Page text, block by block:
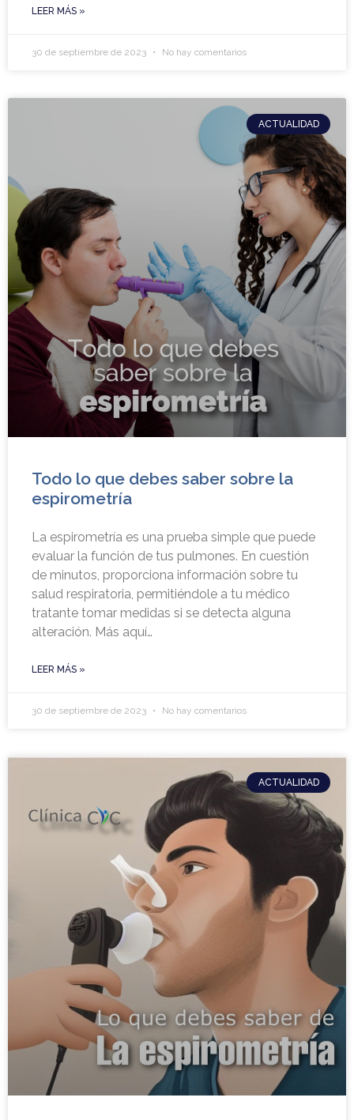
LEER MÁS »
30 de septiembre de 2023 No hay comentarios
ACTUALIDAD
Todo lo que debes saber sobre la
espirometría
La espirometría es una prueba simple que puede
evaluar la función de tus pulmones. En cuestión
de minutos, proporciona información sobre tu
salud respiratoria, permitiéndole a tu médico
tratante tomar medidas si se detecta alguna
alteración. Más aquí…
LEER MÁS »
30 de septiembre de 2023 No hay comentarios
ACTUALIDAD